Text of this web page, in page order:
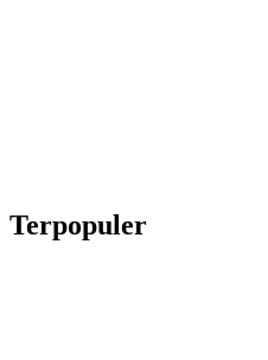
Terpopuler